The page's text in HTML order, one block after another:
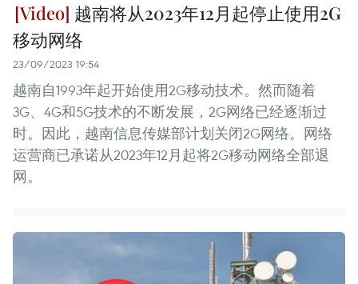
越南将从2023年12月起停止使用2G
移动网络
23/09/2023 19:54
越南自1993年起开始使用2G移动技术。然而随着
3G、4G和5G技术的不断发展，2G网络已经逐渐过
时。因此，越南信息传媒部计划关闭2G网络。网络
运营商已承诺从2023年12月起将2G移动网络全部退
网。